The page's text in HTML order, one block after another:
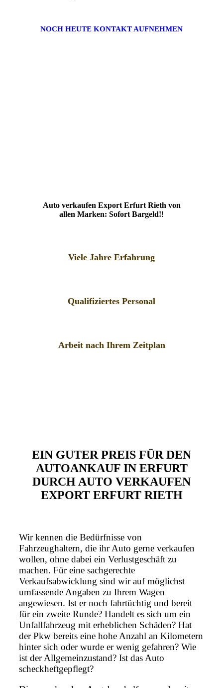
NOCH HEUTE KONTAKT AUFNEHMEN
Auto verkaufen Export Erfurt Rieth von
allen Marken: Sofort Bargeld!!
Viele Jahre Erfahrung
Qualifiziertes Personal
Arbeit nach Ihrem Zeitplan
EIN GUTER PREIS FÜR DEN
AUTOANKAUF IN ERFURT
DURCH AUTO VERKAUFEN
EXPORT ERFURT RIETH
Wir kennen die Bedürfnisse von
Fahrzeughaltern, die ihr Auto gerne verkaufen
wollen, ohne dabei ein Verlustgeschäft zu
machen. Für eine sachgerechte
Verkaufsabwicklung sind wir auf möglichst
umfassende Angaben zu Ihrem Wagen
angewiesen. Ist er noch fahrtüchtig und bereit
für ein zweite Runde? Handelt es sich um ein
Unfallfahrzeug mit erheblichen Schäden? Hat
der Pkw bereits eine hohe Anzahl an Kilometern
hinter sich oder wurde er wenig gefahren? Wie
ist der Allgemeinzustand? Ist das Auto
scheckheftgepflegt?